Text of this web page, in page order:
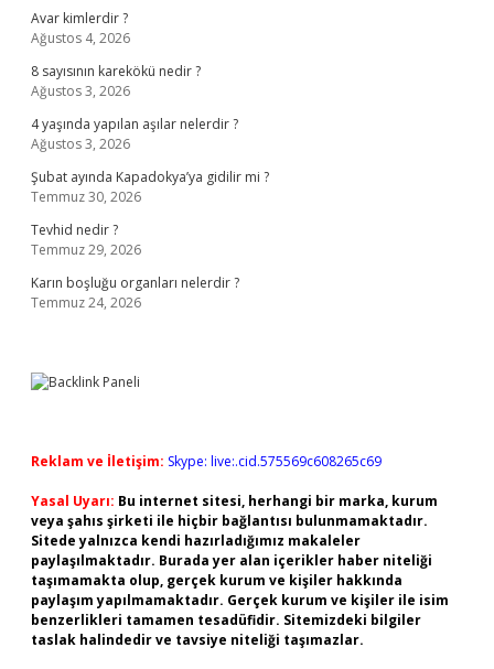
Avar kimlerdir ?
Ağustos 4, 2026
8 sayısının karekökü nedir ?
Ağustos 3, 2026
4 yaşında yapılan aşılar nelerdir ?
Ağustos 3, 2026
Şubat ayında Kapadokya’ya gidilir mi ?
Temmuz 30, 2026
Tevhid nedir ?
Temmuz 29, 2026
Karın boşluğu organları nelerdir ?
Temmuz 24, 2026
Reklam ve İletişim: Skype: live:.cid.575569c608265c69
Yasal Uyarı: Bu internet sitesi, herhangi bir marka, kurum
veya şahıs şirketi ile hiçbir bağlantısı bulunmamaktadır.
Sitede yalnızca kendi hazırladığımız makaleler
paylaşılmaktadır. Burada yer alan içerikler haber niteliği
taşımamakta olup, gerçek kurum ve kişiler hakkında
paylaşım yapılmamaktadır. Gerçek kurum ve kişiler ile isim
benzerlikleri tamamen tesadüfidir. Sitemizdeki bilgiler
taslak halindedir ve tavsiye niteliği taşımazlar.